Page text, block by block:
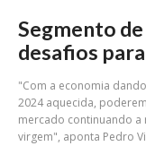
Segmento
desafios
"Com a economia
2024 aquecida,
mercado continuando
virgem", aponta Pedro